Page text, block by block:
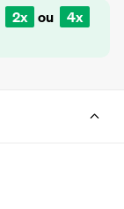
2x ou 4x